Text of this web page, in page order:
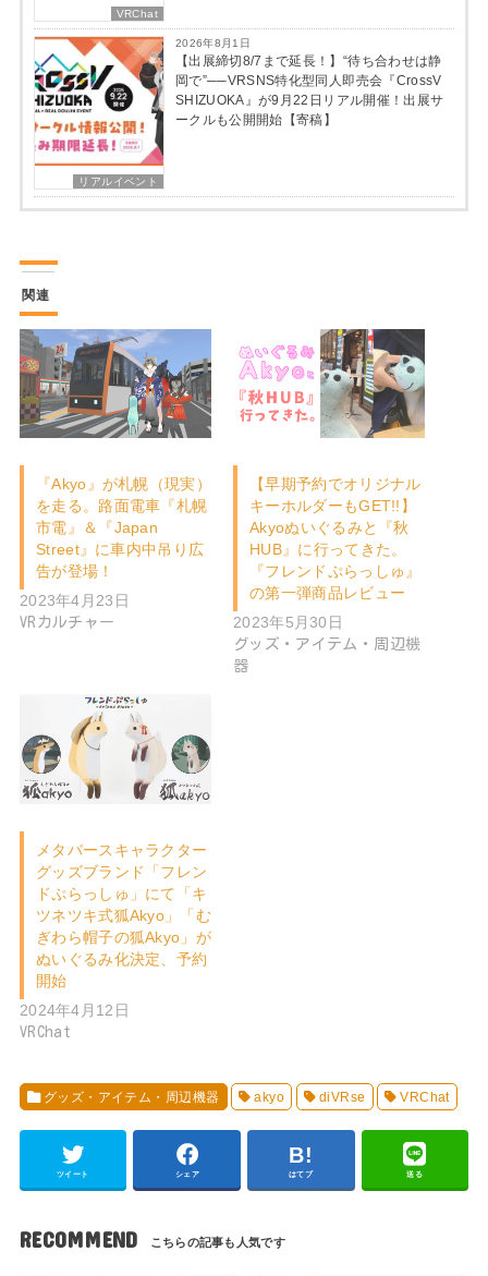
VRChat
リアルイベント
2026年8月1日
【出展締切8/7まで延長！】“待ち合わせは静
岡で”──VRSNS特化型同人即売会『CrossV
SHIZUOKA』が9月22日リアル開催！出展サ
ークルも公開開始【寄稿】
関連
『Akyo』が札幌（現実）
を走る。路面電車『札幌
市電』＆『Japan
Street』に車内中吊り広
告が登場！
2023年4月23日
VRカルチャー
【早期予約でオリジナル
キーホルダーもGET!!】
Akyoぬいぐるみと『秋
HUB』に行ってきた。
『フレンドぷらっしゅ』
の第一弾商品レビュー
2023年5月30日
グッズ・アイテム・周辺機
器
メタバースキャラクター
グッズブランド「フレン
ドぷらっしゅ」にて「キ
ツネツキ式狐Akyo」「む
ぎわら帽子の狐Akyo」が
ぬいぐるみ化決定、予約
開始
2024年4月12日
VRChat
グッズ・アイテム・周辺機器 akyo diVRse VRChat
ツイート シェア はてブ 送る
RECOMMEND